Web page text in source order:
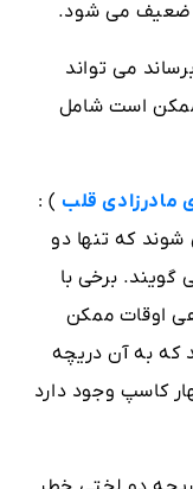
ضعیف می شود.
می تواند
ممکن است شامل
مادرزادی قلب ) :
شوند که تنها دو
برخی با
اوقات ممکن
به آن دریچه
کاسپ وجود دارد